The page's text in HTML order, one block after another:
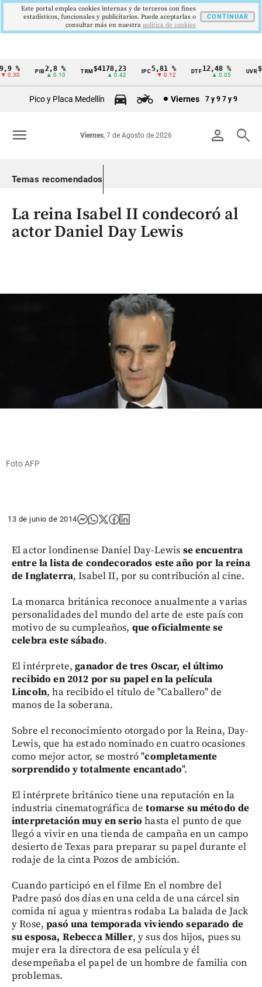
Cintillo
Colombia
% PIB2,8 %
▲ 0.10
TRM$4178,23
▲ 0.42
5,81 %
▼ 0.12
DTF12,48 %
▲ 0.05
UVR
Pico y Placa Medellín Viernes 7 y 9 7 y 9
person search
Viernes, 7 de Agosto de 2026
menu
Temas recomendados
La reina Isabel II condecoró al
actor Daniel Day Lewis
Foto AFP
13 de junio de 2014
El actor londinense Daniel Day-Lewis se encuentra
entre la lista de condecorados este año por la reina
de Inglaterra, Isabel II, por su contribución al cine.
La monarca británica reconoce anualmente a varias
personalidades del mundo del arte de este país con
motivo de su cumpleaños, que oficialmente se
celebra este sábado.
El intérprete,ganador de tres Oscar, el último
recibido en 2012 por su papel en la película
Lincoln, ha recibido el título de "Caballero" de
manos de la soberana.
Sobre el reconocimiento otorgado por la Reina, Day-
Lewis, que ha estado nominado en cuatro ocasiones
como mejor actor, se mostró "completamente
sorprendido y totalmente encantado".
El intérprete británico tiene una reputación en la
industria cinematográfica detomarse su método de
interpretación muy en serio hasta el punto de que
llegó a vivir en una tienda de campaña en un campo
desierto de Texas para preparar su papel durante el
rodaje de la cinta Pozos de ambición.
Cuando participó en el filme En el nombre del
Padre pasó dos días en una celda de una cárcel sin
comida ni agua y mientras rodaba La balada de Jack
y Rose,pasó una temporada viviendo separado de
su esposa, Rebecca Miller, y sus dos hijos, pues su
mujer era la directora de esa película y él
desempeñaba el papel de un hombre de familia con
problemas.
Este portal emplea cookies internas y de terceros con fines
estadísticos, funcionales y publicitarios. Puede aceptarlas o
consultar más en nuestra politica de cookies
CONTINUAR